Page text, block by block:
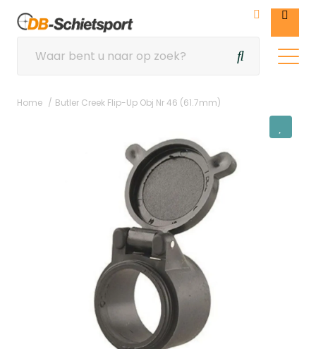
Home Butler Creek Flip-Up Obj Nr 46 (61.7mm)